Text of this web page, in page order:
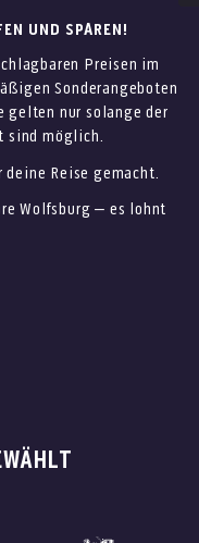
UND SPAREN!
Preisen im
Sonderangeboten
gelten nur solange der
sind möglich.
deine Reise gemacht.
Wolfsburg – es lohnt